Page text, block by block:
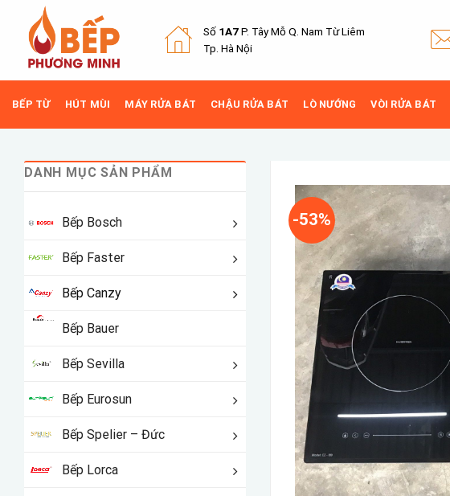
content
Số 1A7P. Tây Mỗ Q. Nam Từ Liêm
Tp. Hà Nội
BẾP TỪ HÚT MÙI MÁY RỬA BÁT CHẬU RỬA BÁT LÒ NƯỚNG VÒI RỬA BÁT
DANH MỤC SẢN PHẨM
Bếp Bosch
Bếp Faster
Bếp Canzy
Bếp Bauer
Bếp Sevilla
Bếp Eurosun
Bếp Spelier – Đức
Bếp Lorca
-53%